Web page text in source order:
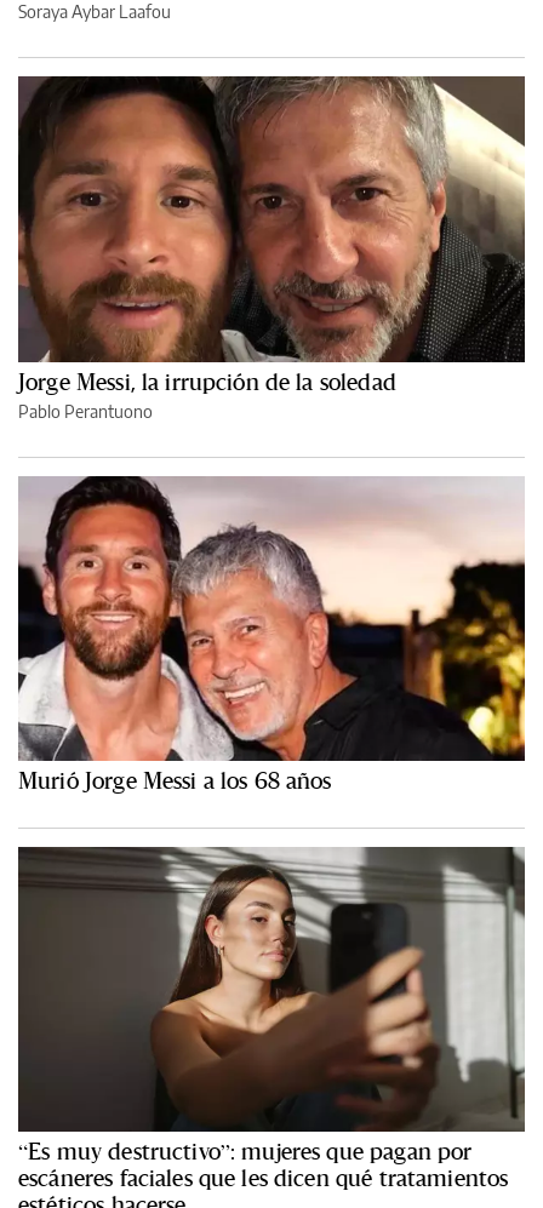
Soraya Aybar Laafou
Jorge Messi, la irrupción de la soledad
Pablo Perantuono
Murió Jorge Messi a los 68 años
“Es muy destructivo”: mujeres que pagan por
escáneres faciales que les dicen qué tratamientos